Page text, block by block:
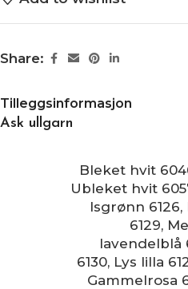
Share:
Tilleggsinformasjon
Ask ullgarn
Bleket hvit
Ubleket hvit
Isgrønn 6126,
6129,
lavendelblå
6130, Lys lilla
Gammelrosa